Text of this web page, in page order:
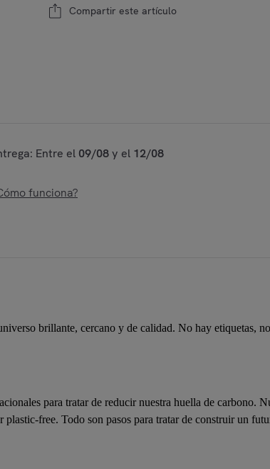
Compartir este artículo
Entre el 09/08y el 12/08
funciona?
brillante, cercano y de calidad. No hay etiquetas,
para tratar de reducir nuestra huella de carbono.
free. Todo son pasos para tratar de construir un